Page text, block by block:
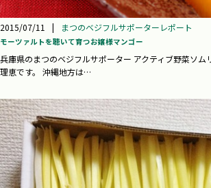
2015/07/11 | まつのベジフルサポーターレポート
モーツァルトを聴いて育つお嬢様マンゴー
兵庫県のまつのベジフルサポーター アクティブ野菜ソム
理恵です。 沖縄地方は…